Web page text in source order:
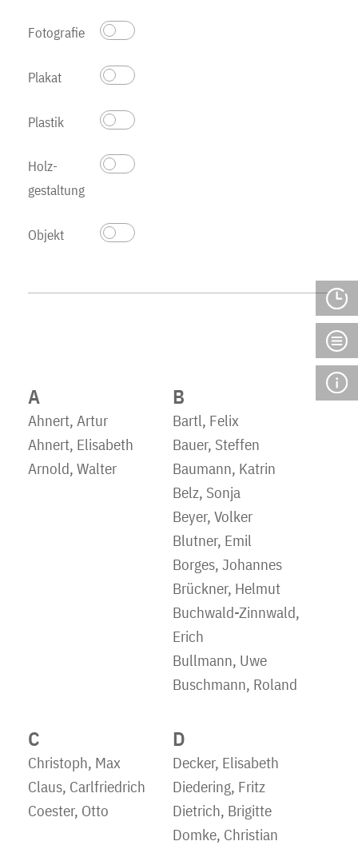
Fotografie
Plakat
Plastik
Holz­
gestaltung
Objekt
A
Ahnert, Artur
Ahnert, Elisabeth
Arnold, Walter
B
Bartl, Felix
Bauer, Steffen
Baumann, Katrin
Belz, Sonja
Beyer, Volker
Blutner, Emil
Borges, Johannes
Brückner, Helmut
Buchwald-Zinnwald,
Erich
Bullmann, Uwe
Buschmann, Roland
C
Christoph, Max
Claus, Carlfriedrich
Coester, Otto
D
Decker, Elisabeth
Diedering, Fritz
Dietrich, Brigitte
Domke, Christian